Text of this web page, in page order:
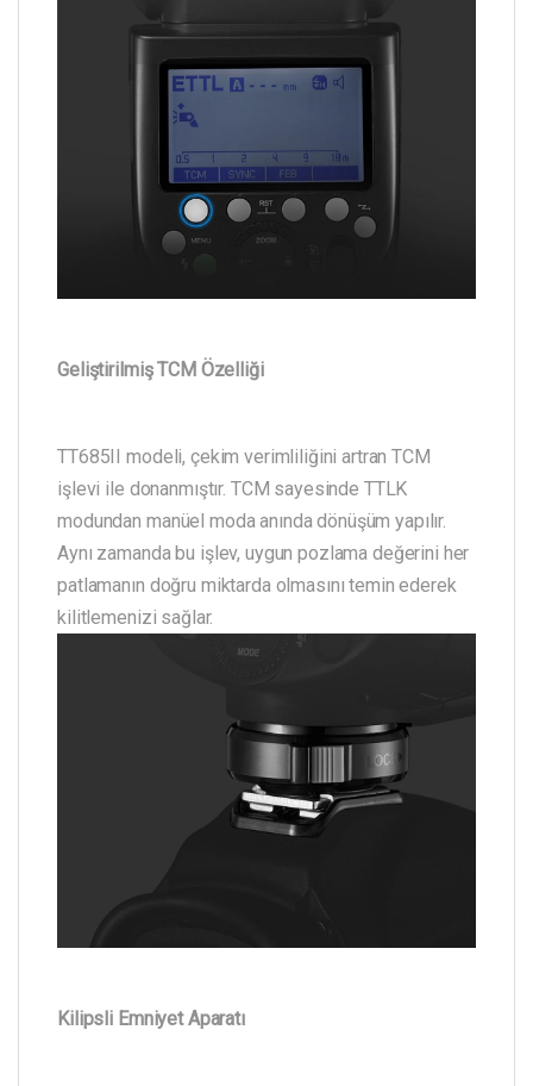
Geliştirilmiş TCM Özelliği
TT685II modeli, çekim verimliliğini artran TCM
işlevi ile donanmıştır. TCM sayesinde TTLK
modundan manüel moda anında dönüşüm yapılır.
Aynı zamanda bu işlev, uygun pozlama değerini her
patlamanın doğru miktarda olmasını temin ederek
kilitlemenizi sağlar.
Kilipsli Emniyet Aparatı